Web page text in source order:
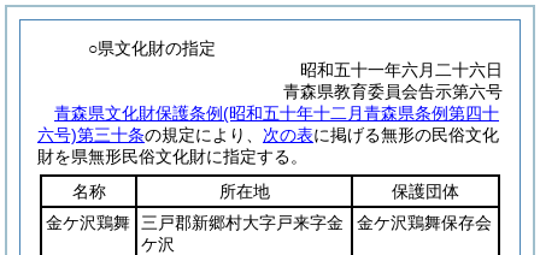
○県文化財の指定
昭和五十一年六月二十六日
青森県教育委員会告示第六号
青森県文化財保護条例(昭和五十年十二月青森県条例第四十
六号)第三十条の規定により、 次の表に掲げる無形の民俗文化
財を県無形民俗文化財に指定する。
名称
所在地
保護団体
金ケ沢鶏舞
三戸郡新郷村大字戸来字金
ケ沢
金ケ沢鶏舞保存会